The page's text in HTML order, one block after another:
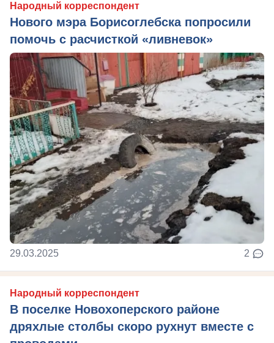
Народный корреспондент
Нового мэра Борисоглебска попросили
помочь с расчисткой «ливневок»
29.03.2025 2
Народный корреспондент
В поселке Новохоперского районе
дряхлые столбы скоро рухнут вместе с